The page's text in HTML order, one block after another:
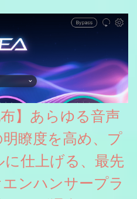
布】あらゆる音声
瞭度を高め、プ
仕上げる、最先
ンハンサープラ